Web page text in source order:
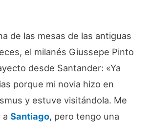
de las mesas de las antiguas
el milanés Giussepe Pinto
desde Santander: «Ya
porque mi novia hizo en
y estuve visitándola. Me
a Santiago, pero tengo una